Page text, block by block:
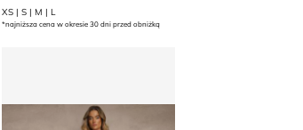
XS | S | M | L
*najniższa cena w okresie 30 dni przed obniżką